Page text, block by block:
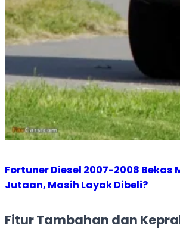
Fortuner Diesel 2007-2008 Bekas
Jutaan, Masih Layak Dibeli?
Fitur Tambahan dan